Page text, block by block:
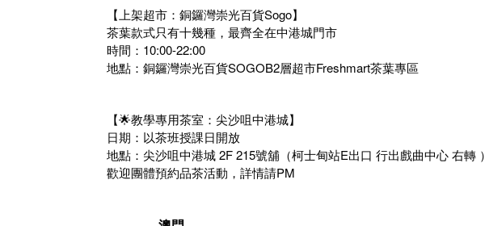
【上架超市：銅鑼灣崇光百貨Sogo】
茶葉款式只有十幾種，最齊全在中港城門市
時間：10:00-22:00
地點：銅鑼灣崇光百貨SOGOB2層超市Freshmart茶葉專區
【🌟教學專用茶室：尖沙咀中港城】
日期：以茶班授課日開放
地點：尖沙咀中港城 2F 215號舖（柯士甸站E出口 行出戲曲中心 右轉 ）
歡迎團體預約品茶活動，詳情請PM